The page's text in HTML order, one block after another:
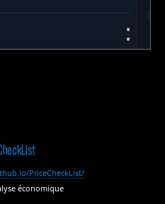
PriceCheckList/
économique